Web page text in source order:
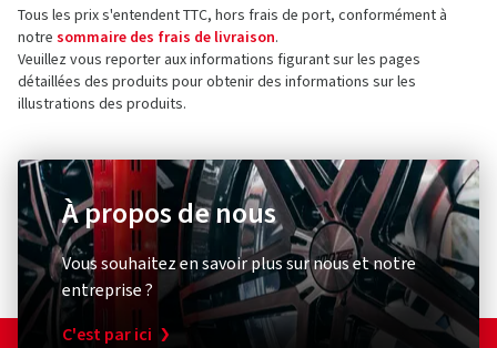
Tous les prix s'entendent TTC, hors frais de port, conformément à
notre sommaire des frais de livraison.
Veuillez vous reporter aux informations figurant sur les pages
détaillées des produits pour obtenir des informations sur les
illustrations des produits.
À propos de nous
Vous souhaitez en savoir plus sur nous et notre
entreprise ?
C'est par ici